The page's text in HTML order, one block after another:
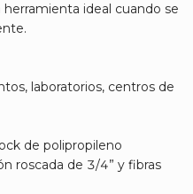
herramienta ideal cuando se
laboratorios, centros de
de polipropileno
roscada de 3/4” y fibras